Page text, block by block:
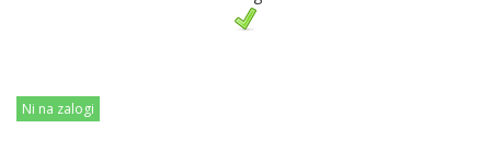
Ni na zalogi